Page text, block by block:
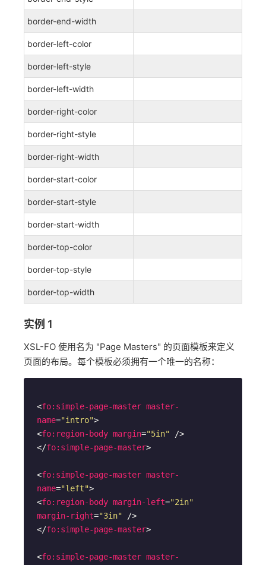
border-end-width
border-left-color
border-left-style
border-left-width
border-right-color
border-right-style
border-right-width
border-start-color
border-start-style
border-start-width
border-top-color
border-top-style
border-top-width
实例 1
XSL-FO 使用名为 "Page Masters" 的页面模板来定义
页面的布局。每个模板必须拥有一个唯一的名称：
<fo:simple-page-master master-
name="intro">
<fo:region-body margin="5in" />
</fo:simple-page-master>
<fo:simple-page-master master-
name="left">
<fo:region-body margin-left="2in"
margin-right="3in" />
</fo:simple-page-master>
<fo:simple-page-master master-